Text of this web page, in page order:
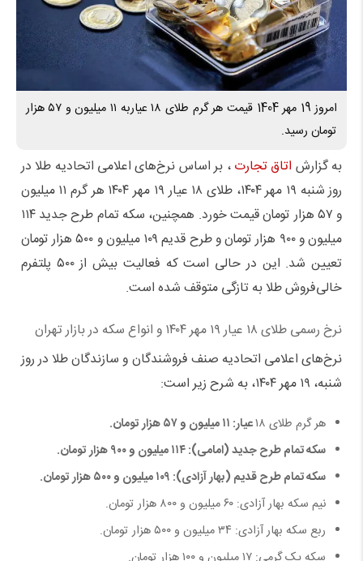
امروز 19 مهر 1404 قیمت هر گرم طلای ۱۸ عیاربه ۱۱ میلیون و ۵۷ هزار
تومان رسید.
به گزارش اتاق تجارت، بر اساس نرخ‌های اعلامی اتحادیه طلا در
روز شنبه ۱۹ مهر ۱۴۰۴، طلای ۱۸ عیار ۱۹ مهر ۱۴۰۴ هر گرم ۱۱ میلیون
و ۵۷ هزار تومان قیمت خورد. همچنین، سکه تمام طرح جدید ۱۱۴
میلیون و ۹۰۰ هزار تومان و طرح قدیم ۱۰۹ میلیون و ۵۰۰ هزار تومان
تعیین شد. این در حالی است که فعالیت بیش از ۵۰۰ پلتفرم
خالی‌فروش طلا به تازگی متوقف شده است.
نرخ رسمی طلای ۱۸ عیار ۱۹ مهر ۱۴۰۴ و انواع سکه در بازار تهران
نرخ‌های اعلامی اتحادیه صنف فروشندگان و سازندگان طلا در روز
شنبه، ۱۹ مهر ۱۴۰۴، به شرح زیر است:
هر گرم طلای ۱۸
عیار: ۱۱ میلیون و ۵۷ هزار تومان.
سکه تمام طرح جدید (امامی): ۱۱۴ میلیون و ۹۰۰ هزار تومان.
سکه تمام طرح قدیم (بهار آزادی): ۱۰۹ میلیون و ۵۰۰ هزار تومان.
نیم سکه بهار آزادی: ۶۰ میلیون و ۸۰۰ هزار تومان.
ربع سکه بهار آزادی: ۳۴ میلیون و ۵۰۰ هزار تومان.